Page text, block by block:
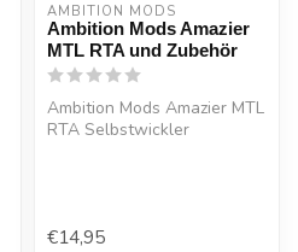
AMBITION MODS
Ambition Mods Amazier
MTL RTA und Zubehör
Ambition Mods Amazier MTL
RTA Selbstwickler
€14,95